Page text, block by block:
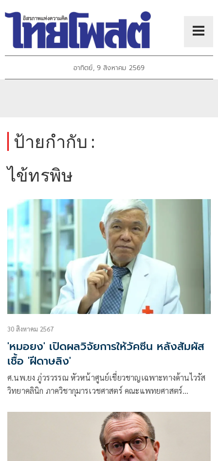
อาทิตย์, 9 สิงหาคม 2569
ป้ายกำกับ :
ไข้ทรพิษ
30 สิงหาคม 2567
'หมอยง' เปิดผลวิจัยการให้วัคซีน หลังสัมผัส
เชื้อ 'ฝีดาษลิง'
ศ.นพ.ยง ภู่วรวรรณ หัวหน้าศูนย์เชี่ยวชาญเฉพาะทางด้านไวรัส
วิทยาคลินิก ภาควิชากุมารเวชศาสตร์ คณะแพทยศาสตร์